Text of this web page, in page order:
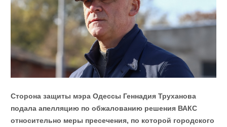
Сторона защиты мэра Одессы Геннадия Труханова
подала апелляцию по обжалованию решения ВАКС
относительно меры пресечения, по которой городского